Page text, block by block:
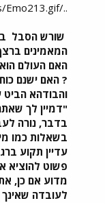
../images/Emo213.gifומשהו לשבת../images/Emo213.gif
שורש הסבל
המאמינים
האם העולם הוא
? האם ישנם
והבודהא הביט
"דמיין לך
בדבר, נורה
בשאלות כמו
עדיין תקוע
פשוט להוציא
מדוע אם כן,
לעובדה שאינך